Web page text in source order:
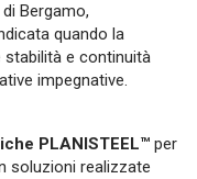
Bergamo,
quando la
e continuità
impegnative.
PLANISTEEL™ per
soluzioni realizzate